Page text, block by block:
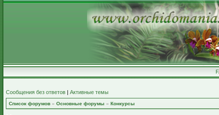
Сообщения без ответов | Активные темы
Список форумов » Основные форумы » Конкурсы